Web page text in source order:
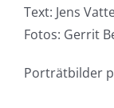
Text: Jens
Fotos: Gerrit
Porträtbilder